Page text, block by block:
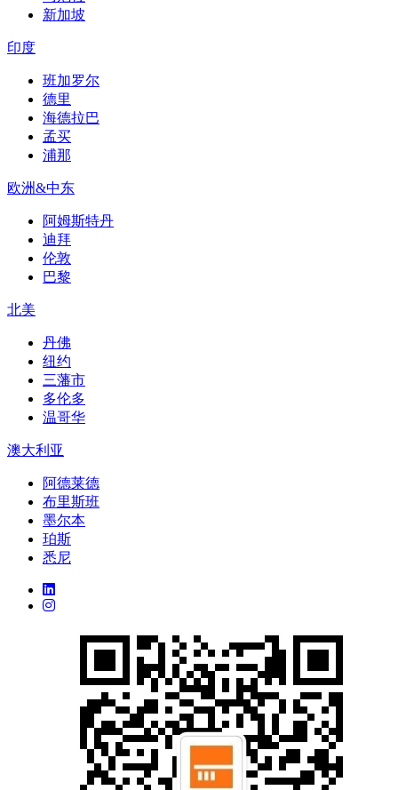
新加坡
印度
班加罗尔
德里
海德拉巴
孟买
浦那
欧洲&中东
阿姆斯特丹
迪拜
伦敦
巴黎
北美
丹佛
纽约
三藩市
多伦多
温哥华
澳大利亚
阿德莱德
布里斯班
墨尔本
珀斯
悉尼